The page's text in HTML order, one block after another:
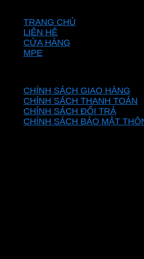
TRANG CHỦ
LIÊN HỆ
CỬA HÀNG
MPE
CHÍNH SÁCH GIAO HÀNG
CHÍNH SÁCH THANH TOÁN
CHÍNH SÁCH ĐỔI TRẢ
CHÍNH SÁCH BẢO MẬT